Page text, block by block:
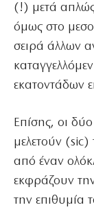
(!) μετά
όμως στο
σειρά άλλων
εκατοντάδων
Επίσης, οι
μελετούν
από έναν
εκφράζουν
την επιθυμία